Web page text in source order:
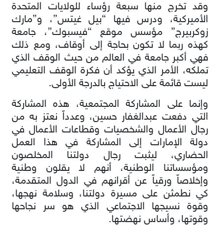
وقد تخرج منها سبعة رؤساء للولايات المتحدة
الأميركية، ودرس فيها “بيل غيتس”، و”مارك
زوكربيرج” مؤسس موقع “فيسبوك”، جامعة
كهذه ربما لا تكون بحاجة إلى أوقاف، ومع ذلك
فهي أكبر جامعة في العالم من حيث الوقف الذي
تملكه، الأمر الذي يؤكد أن فكرة الوقف التعليمي
ليست قائمة على الاحتياج بالدرجة الأولى.
وإنما على المشاركة المجتمعية، هذه المشاركة
التي دفعت عبدالغفار حسين، وعدداً نعتز به من
رجال الأعمال والشخصيات وقطاعات الأعمال في
دولة الإمارات إلى المشاركة في هذا العمل
الحضاري، ليثبت رجال دولتنا المخلصون
ومؤسساتنا الوطنية، أنهم لا يقلون وطنية
وإخلاصاً ورقياً عن أقرانهم في الدول المتقدمة،
كي نطمئن على مسيرة دولتنا، وسلامة نهجها،
وقوة نسيجها الاجتماعي الذي هو سر نجاحها
وقوتها، وأساس نهضتها.